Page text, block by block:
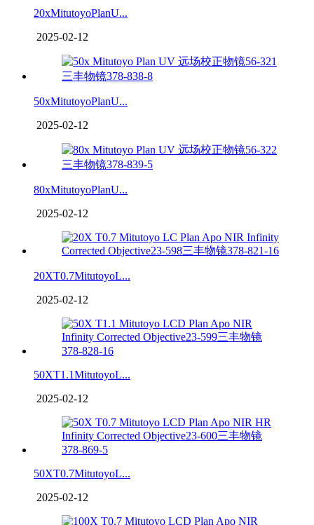
20xMitutoyoPlanU...
2025-02-12
50xMitutoyoPlanU...
2025-02-12
80xMitutoyoPlanU...
2025-02-12
20XT0.7MitutoyoL...
2025-02-12
50XT1.1MitutoyoL...
2025-02-12
50XT0.7MitutoyoL...
2025-02-12